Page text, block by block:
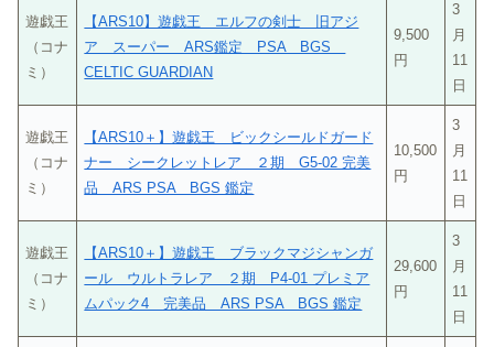
遊戯王
（コナ
ミ）
【ARS10】遊戯王 エルフの剣士 旧アジ
ア スーパー ARS鑑定 PSA BGS
CELTIC GUARDIAN
9,500
円
3
月
11
日
遊戯王
（コナ
ミ）
【ARS10＋】遊戯王 ビックシールドガード
ナー シークレットレア ２期 G5-02 完美
品 ARS PSA BGS 鑑定
10,500
円
3
月
11
日
遊戯王
（コナ
ミ）
【ARS10＋】遊戯王 ブラックマジシャンガ
ール ウルトラレア ２期 P4-01 プレミア
ムパック4 完美品 ARS PSA BGS 鑑定
29,600
円
3
月
11
日